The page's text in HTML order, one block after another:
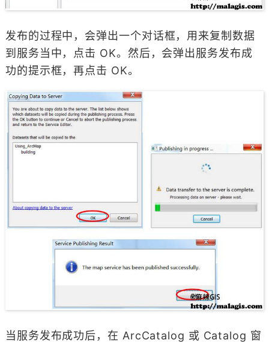
发布的过程中，会弹出一个对话框，用来复制数据
到服务当中，点击 OK。然后，会弹出服务发布成
功的提示框，再点击 OK。
当服务发布成功后，在 ArcCatalog 或 Catalog 窗